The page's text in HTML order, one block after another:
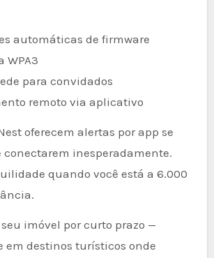
automáticas de firmware
WPA3
para convidados
remoto via aplicativo
oferecem alertas por app se
conectarem inesperadamente.
quando você está a 6.000
imóvel por curto prazo —
em destinos turísticos onde